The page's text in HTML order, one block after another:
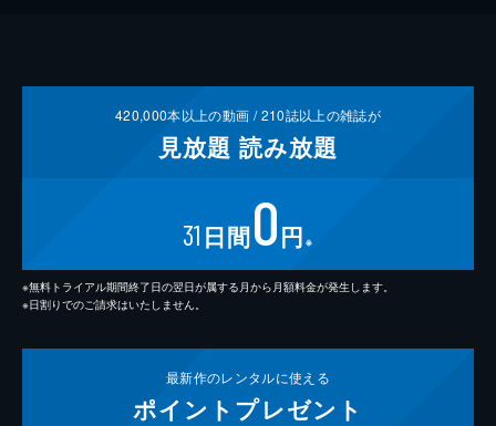
420,000本以上の動画 /210誌以上の雑誌が
見放題 読み放題
31 日間0円 ※
※無料トライアル期間終了日の翌日が属する月から月額料金が発生します。
※日割りでのご請求はいたしません。
最新作のレンタルに使える
ポイント プレゼント